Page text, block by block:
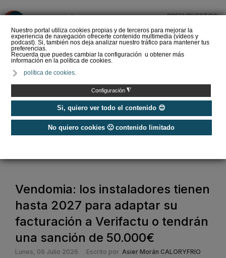
Nuestro portal utiliza cookies propias y de terceros para mejorar la
experiencia de navegación ofrecerte contenido multimedia (vídeos y
podcast). Si, también nos deja analizar nuestro tráfico para mantener tus
preferencias.
Recuerda que puedes cambiar la configuración u obtener más
información en la política de cookies.
política de cookies.
Configuración ◮
Si, quiero ver todo el contenido 😊
No quiero cookies 🙁 contenido limitado
PRESUPUESTOS
del Amperio (Episodio 3)
Noticias / Actualidad
/
Vendomia: los instaladores tienen
hasta 2027 para adaptar su
facturación a Verifactu o tendrán
una sanción de 50.000€
Lunes, 06 Julio 2026 Escrito por Asier Morán CALORYFRIO